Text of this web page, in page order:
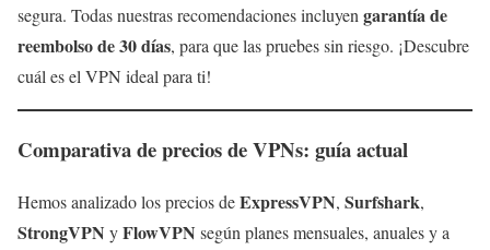
segura. Todas nuestras recomendaciones incluyen garantía de
reembolso de 30 días, para que las pruebes sin riesgo. ¡Descubre
cuál es el VPN ideal para ti!
Comparativa de precios de VPNs: guía actual
Hemos analizado los precios deExpressVPN, Surfshark,
StrongVPN yFlowVPN según planes mensuales, anuales y a